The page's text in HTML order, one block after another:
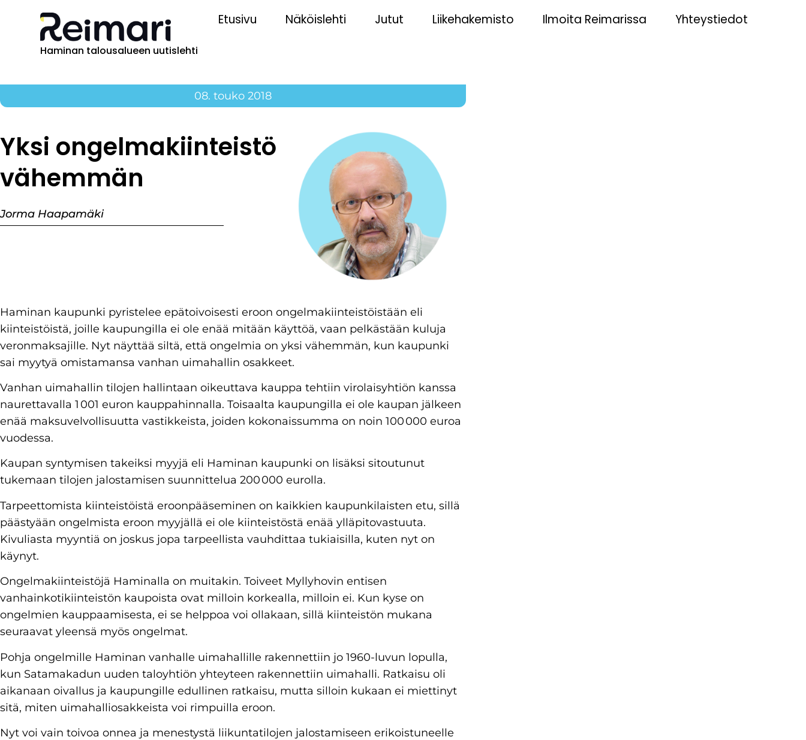
Haminan talousalueen uutislehti
Etusivu Näköislehti Jutut Liikehakemisto Ilmoita Reimarissa Yhteystiedot
08. touko 2018
Yksi ongelmakiinteistö
vähemmän
Jorma Haapamäki
Haminan kaupunki pyristelee epätoivoisesti eroon ongelmakiinteistöistään eli
kiinteistöistä, joille kaupungilla ei ole enää mitään käyttöä, vaan pelkästään kuluja
veronmaksajille. Nyt näyttää siltä, että ongelmia on yksi vähemmän, kun kaupunki
sai myytyä omistamansa vanhan uimahallin osakkeet.
Vanhan uimahallin tilojen hallintaan oikeuttava kauppa tehtiin virolaisyhtiön kanssa
naurettavalla 1 001 euron kauppahinnalla. Toisaalta kaupungilla ei ole kaupan jälkeen
enää maksuvelvollisuutta vastikkeista, joiden kokonaissumma on noin 100 000 euroa
vuodessa.
Kaupan syntymisen takeiksi myyjä eli Haminan kaupunki on lisäksi sitoutunut
tukemaan tilojen jalostamisen suunnittelua 200 000 eurolla.
Tarpeettomista kiinteistöistä eroonpääseminen on kaikkien kaupunkilaisten etu, sillä
päästyään ongelmista eroon myyjällä ei ole kiinteistöstä enää ylläpitovastuuta.
Kivuliasta myyntiä on joskus jopa tarpeellista vauhdittaa tukiaisilla, kuten nyt on
käynyt.
Ongelmakiinteistöjä Haminalla on muitakin. Toiveet Myllyhovin entisen
vanhainkotikiinteistön kaupoista ovat milloin korkealla, milloin ei. Kun kyse on
ongelmien kauppaamisesta, ei se helppoa voi ollakaan, sillä kiinteistön mukana
seuraavat yleensä myös ongelmat.
Pohja ongelmille Haminan vanhalle uimahallille rakennettiin jo 1960-luvun lopulla,
kun Satamakadun uuden taloyhtiön yhteyteen rakennettiin uimahalli. Ratkaisu oli
aikanaan oivallus ja kaupungille edullinen ratkaisu, mutta silloin kukaan ei miettinyt
sitä, miten uimahalliosakkeista voi rimpuilla eroon.
Nyt voi vain toivoa onnea ja menestystä liikuntatilojen jalostamiseen erikoistuneelle